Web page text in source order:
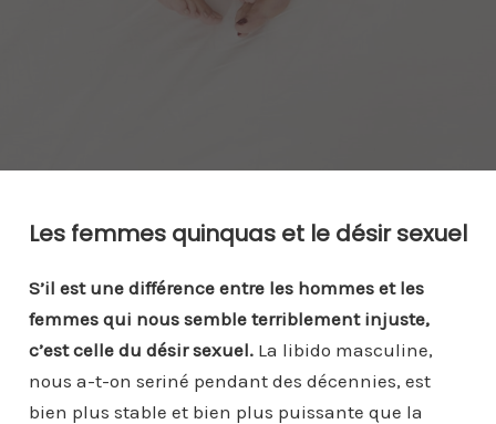
Les femmes quinquas et le désir sexuel
S’il est une différence entre les hommes et les
femmes qui nous semble terriblement injuste,
c’est celle du désir sexuel.La libido masculine,
nous a-t-on seriné pendant des décennies, est
bien plus stable et bien plus puissante que la